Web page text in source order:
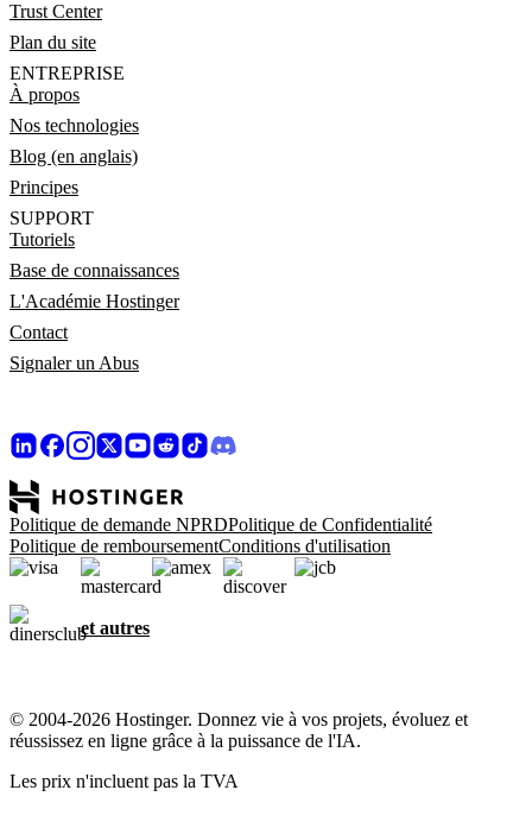
Trust Center
Plan du site
ENTREPRISE
À propos
Nos technologies
Blog (en anglais)
Principes
SUPPORT
Tutoriels
Base de connaissances
L'Académie Hostinger
Contact
Signaler un Abus
Politique de demande NPRDPolitique de Confidentialité
Politique de remboursementConditions d'utilisation
et autres
© 2004-2026 Hostinger. Donnez vie à vos projets, évoluez et
réussissez en ligne grâce à la puissance de l'IA.
Les prix n'incluent pas la TVA